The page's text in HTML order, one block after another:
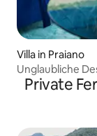
Villa in Praiano
Unglaubliche
Amalfiküste
Private